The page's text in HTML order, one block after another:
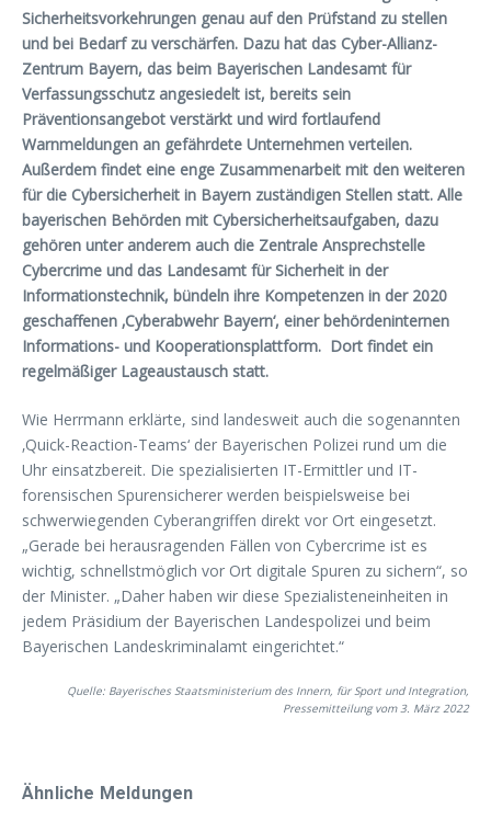
Sicherheitsvorkehrungen genau auf den Prüfstand zu stellen
und bei Bedarf zu verschärfen. Dazu hat das Cyber-Allianz-
Zentrum Bayern, das beim Bayerischen Landesamt für
Verfassungsschutz angesiedelt ist, bereits sein
Präventionsangebot verstärkt und wird fortlaufend
Warnmeldungen an gefährdete Unternehmen verteilen.
Außerdem findet eine enge Zusammenarbeit mit den weiteren
für die Cybersicherheit in Bayern zuständigen Stellen statt. Alle
bayerischen Behörden mit Cybersicherheitsaufgaben, dazu
gehören unter anderem auch die Zentrale Ansprechstelle
Cybercrime und das Landesamt für Sicherheit in der
Informationstechnik, bündeln ihre Kompetenzen in der 2020
geschaffenen ‚Cyberabwehr Bayern‘, einer behördeninternen
Informations- und Kooperationsplattform. Dort findet ein
regelmäßiger Lageaustausch statt.
Wie Herrmann erklärte, sind landesweit auch die sogenannten
‚Quick-Reaction-Teams‘ der Bayerischen Polizei rund um die
Uhr einsatzbereit. Die spezialisierten IT-Ermittler und IT-
forensischen Spurensicherer werden beispielsweise bei
schwerwiegenden Cyberangriffen direkt vor Ort eingesetzt.
„Gerade bei herausragenden Fällen von Cybercrime ist es
wichtig, schnellstmöglich vor Ort digitale Spuren zu sichern“, so
der Minister. „Daher haben wir diese Spezialisteneinheiten in
jedem Präsidium der Bayerischen Landespolizei und beim
Bayerischen Landeskriminalamt eingerichtet.“
Quelle: Bayerisches Staatsministerium des Innern, für Sport und Integration,
Pressemitteilung vom 3. März 2022
Ähnliche Meldungen